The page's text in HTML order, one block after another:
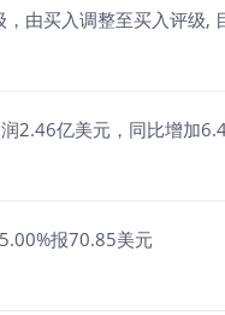
由买入调整至买入评级,
2.46亿美元，同比增加
报70.85美元